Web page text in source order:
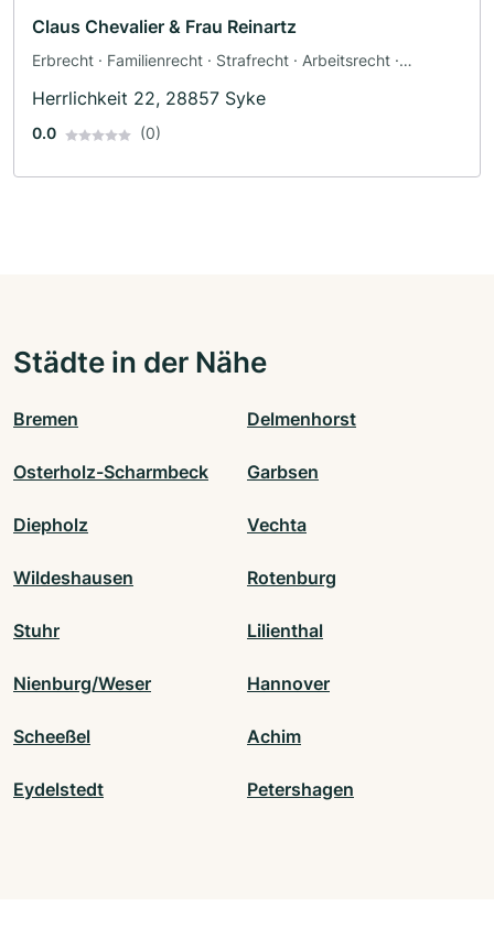
Claus Chevalier & Frau Reinartz
Erbrecht · Familienrecht · Strafrecht · Arbeitsrecht ·
Herrlichkeit 22, 28857 Syke
0.0 (0)
Städte in der Nähe
Bremen Delmenhorst
Osterholz-Scharmbeck Garbsen
Diepholz Vechta
Wildeshausen Rotenburg
Stuhr Lilienthal
Nienburg/Weser Hannover
Scheeßel Achim
Eydelstedt Petershagen